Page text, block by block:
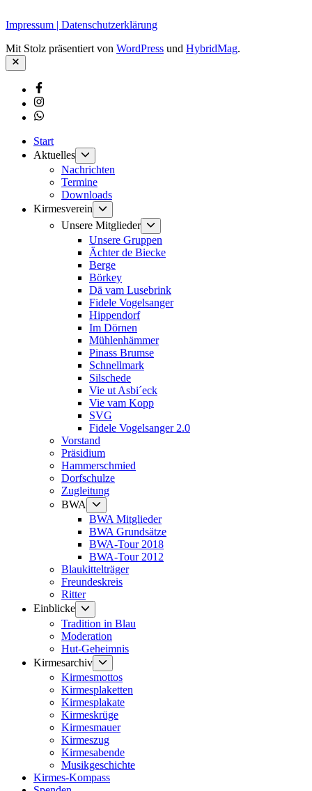
Impressum | Datenschutzerklärung
Mit Stolz präsentiert von WordPress und HybridMag.
Schließen
Facebook
Instagram
Whatsapp
Start
Aktuelles
anzeigen
Nachrichten
Termine
Downloads
Kirmesverein
Untermenü
anzeigen
Unsere Mitglieder
anzeigen
Unsere Gruppen
Ächter de Biecke
Berge
Börkey
Dä vam Lusebrink
Fidele Vogelsanger
Hippendorf
Im Dörnen
Mühlenhämmer
Pinass Brumse
Schnellmark
Silschede
Vie ut Asbi´eck
Vie vam Kopp
SVG
Fidele Vogelsanger 2.0
Vorstand
Präsidium
Hammerschmied
Dorfschulze
Zugleitung
BWA
anzeigen
BWA Mitglieder
BWA Grundsätze
BWA-Tour 2018
BWA-Tour 2012
Blaukittelträger
Freundeskreis
Ritter
Einblicke
Untermenü
anzeigen
Tradition in Blau
Moderation
Hut-Geheimnis
Kirmesarchiv
anzeigen
Kirmesmottos
Kirmesplaketten
Kirmesplakate
Kirmeskrüge
Kirmesmauer
Kirmeszug
Kirmesabende
Musikgeschichte
Kirmes-Kompass